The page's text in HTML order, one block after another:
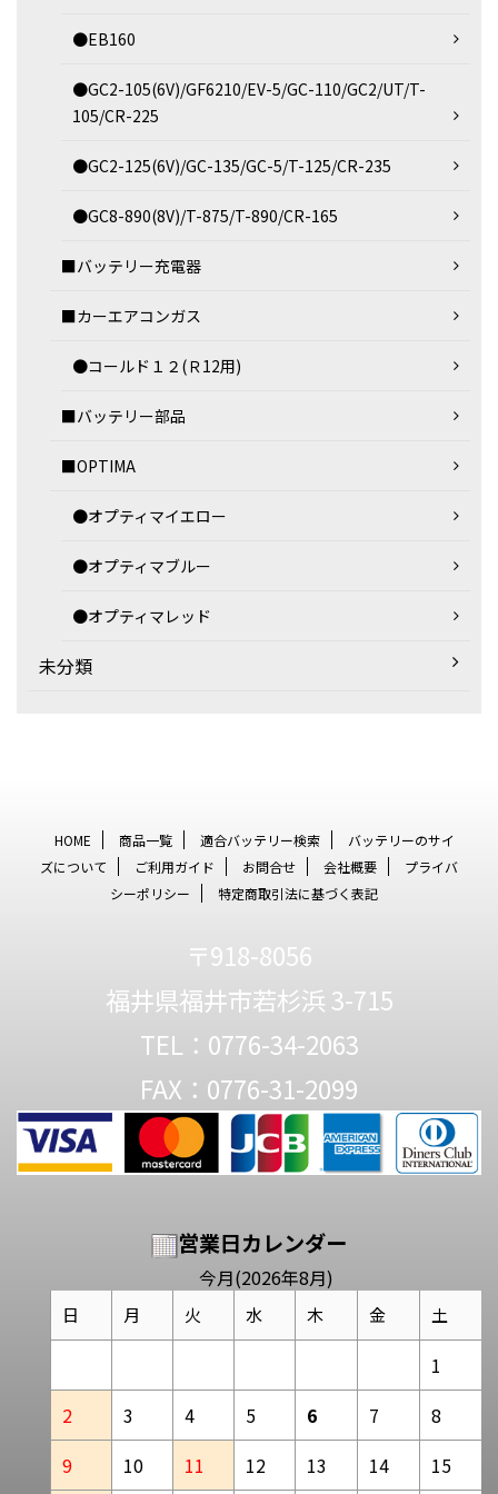
●EB160
●GC2-105(6V)/GF6210/EV-5/GC-110/GC2/UT/T-
105/CR-225
●GC2-125(6V)/GC-135/GC-5/T-125/CR-235
●GC8-890(8V)/T-875/T-890/CR-165
■バッテリー充電器
■カーエアコンガス
●コールド１２(Ｒ12用)
■バッテリー部品
■OPTIMA
●オプティマイエロー
●オプティマブルー
●オプティマレッド
未分類
HOME 商品一覧 適合バッテリー検索
バッテリーのサイ
ズについて
ご利用ガイド お問合せ 会社概要
プライバ
シーポリシー
特定商取引法に基づく表記
〒918-8056
福井県福井市若杉浜 3-715
TEL：0776-34-2063
FAX：0776-31-2099
営業日カレンダー
今月(2026年8月)
日 月 火 水 木 金 土
1
2
3 4 5 6 7
8
9
10 11 12 13 14 15